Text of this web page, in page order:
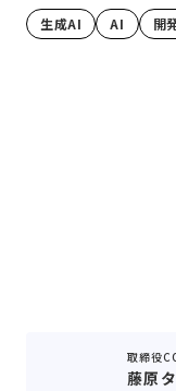
生成AI AI 開
取締役
藤原